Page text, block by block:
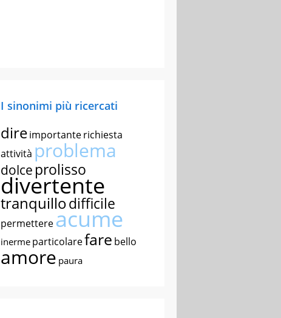
I sinonimi più ricercati
direimportanterichiesta
attività problema
dolce prolisso
divertente
tranquillodifficile
permettereacume
inerme particolarefare bello
amore paura